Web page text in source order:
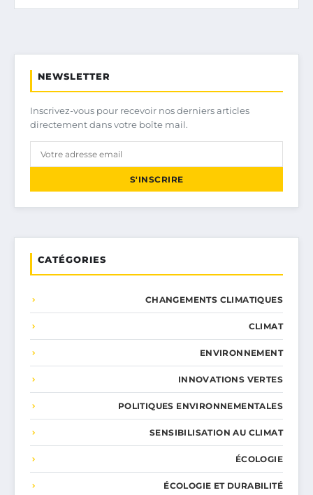
NEWSLETTER
Inscrivez-vous pour recevoir nos derniers articles
directement dans votre boîte mail.
S'INSCRIRE
CATÉGORIES
CHANGEMENTS CLIMATIQUES
CLIMAT
ENVIRONNEMENT
INNOVATIONS VERTES
POLITIQUES ENVIRONNEMENTALES
SENSIBILISATION AU CLIMAT
ÉCOLOGIE
ÉCOLOGIE ET DURABILITÉ